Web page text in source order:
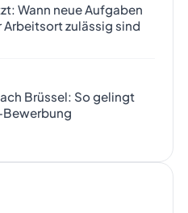
Wann neue Aufgaben
Arbeitsort zulässig sind
Brüssel: So gelingt